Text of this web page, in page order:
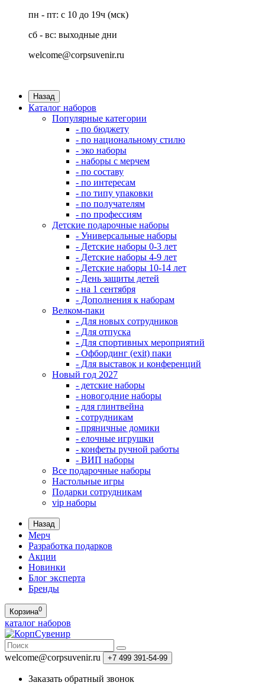
пн - пт: с 10 до 19ч (мск)
сб - вс: выходные дни
welcome@corpsuvenir.ru
Назад
Каталог наборов
Популярные категории
- по бюджету
- по национальному стилю
- эко наборы
- наборы с мерчем
- по составу
- по интересам
- по типу упаковки
- по получателям
- по профессиям
Детские подарочные наборы
- Универсальные наборы
- Детские наборы 0-3 лет
- Детские наборы 4-9 лет
- Детские наборы 10-14 лет
- День защиты детей
- на 1 сентября
- Дополнения к наборам
Велком-паки
- Для новых сотрудников
- Для отпуска
- Для спортивных мероприятий
- Офбординг (exit) паки
- Для выставок и конференций
Новый год 2027
- детские наборы
- новогодние наборы
- для глинтвейна
- сотрудникам
- пряничные домики
- елочные игрушки
- конфеты ручной работы
- ВИП наборы
Все подарочные наборы
Настольные игры
Подарки сотрудникам
vip наборы
Назад
Мерч
Разработка подарков
Акции
Новинки
Блог эксперта
Бренды
Корзина0
каталог наборов
welcome@corpsuvenir.ru +7 499 391-54-99
Заказать обратный звонок